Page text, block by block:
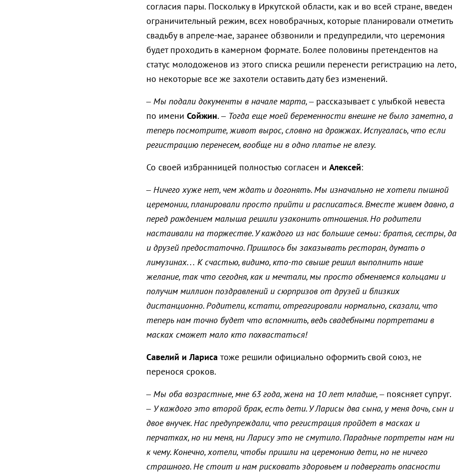
согласия пары. Поскольку в Иркутской области, как и во всей стране, введен
ограничительный режим, всех новобрачных, которые планировали отметить
свадьбу в апреле-мае, заранее обзвонили и предупредили, что церемония
будет проходить в камерном формате. Более половины претендентов на
статус молодоженов из этого списка решили перенести регистрацию на лето,
но некоторые все же захотели оставить дату без изменений.
– Мы подали документы в начале марта, –рассказывает с улыбкой невеста
по имени Сойжин. – Тогда еще моей беременности внешне не было заметно, а
теперь посмотрите, живот вырос, словно на дрожжах. Испугалась, что если
регистрацию перенесем, вообще ни в одно платье не влезу.
Со своей избранницей полностью согласен и Алексей:
– Ничего хуже нет, чем ждать и догонять. Мы изначально не хотели пышной
церемонии, планировали просто прийти и расписаться. Вместе живем давно, а
перед рождением малыша решили узаконить отношения. Но родители
настаивали на торжестве. У каждого из нас большие семьи: братья, сестры, да
и друзей предостаточно. Пришлось бы заказывать ресторан, думать о
лимузинах… К счастью, видимо, кто-то свыше решил выполнить наше
желание, так что сегодня, как и мечтали, мы просто обменяемся кольцами и
получим миллион поздравлений и сюрпризов от друзей и близких
дистанционно. Родители, кстати, отреагировали нормально, сказали, что
теперь нам точно будет что вспомнить, ведь свадебными портретами в
масках сможет мало кто похвастаться!
Савелий и Лариса тоже решили официально оформить свой союз, не
перенося сроков.
–Мы оба возрастные, мне 63 года, жена на 10 лет младше, –поясняет супруг.
– У каждого это второй брак, есть дети. У Ларисы два сына, у меня дочь, сын и
двое внучек. Нас предупреждали, что регистрация пройдет в масках и
перчатках, но ни меня, ни Ларису это не смутило. Парадные портреты нам ни
к чему. Конечно, хотели, чтобы пришли на церемонию дети, но не ничего
страшного. Не стоит и нам рисковать здоровьем и подвергать опасности